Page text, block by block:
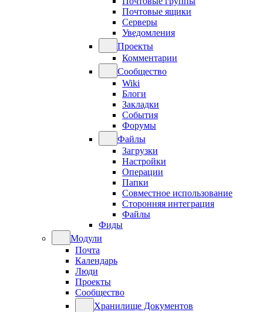
Почтовые ящики
Серверы
Уведомления
Проекты
Комментарии
Сообщество
Wiki
Блоги
Закладки
События
Форумы
Файлы
Загрузки
Настройки
Операции
Папки
Совместное использование
Сторонняя интеграция
Файлы
Фиды
Модули
Почта
Календарь
Люди
Проекты
Сообщество
Хранилище Документов